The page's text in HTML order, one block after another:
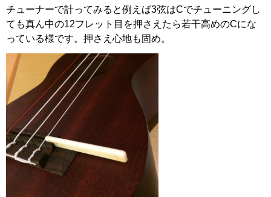
チューナーで計ってみると例えば3弦はCでチューニングし
ても真ん中の12フレット目を押さえたら若干高めのCにな
っている様です。押さえ心地も固め。